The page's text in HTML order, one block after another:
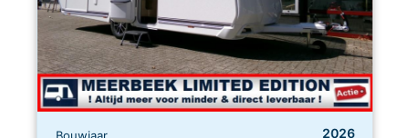
Bouwjaar 2026